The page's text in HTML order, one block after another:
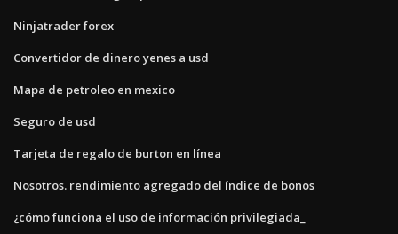
Ninjatrader forex
Convertidor de dinero yenes a usd
Mapa de petroleo en mexico
Seguro de usd
Tarjeta de regalo de burton en línea
Nosotros. rendimiento agregado del índice de bonos
¿cómo funciona el uso de información privilegiada_